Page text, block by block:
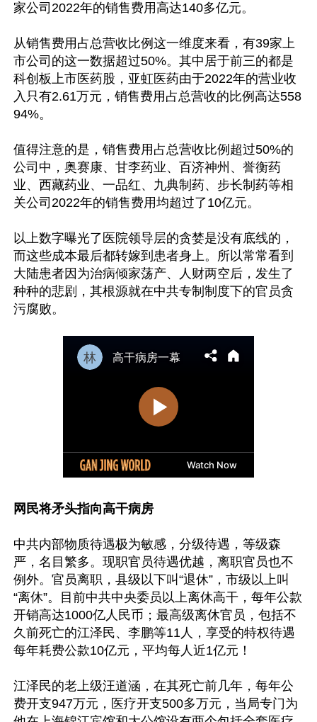
家公司2022年的销售费用高达140多亿元。
从销售费用占总营收比例这一维度来看，有39家上
市公司的这一数据超过50%。其中居于前三的都是
科创板上市医药股，亚虹医药由于2022年的营业收
入只有2.61万元，销售费用占总营收的比例高达558
94%。
值得注意的是，销售费用占总营收比例超过50%的
公司中，奥赛康、甘李药业、百济神州、誉衡药
业、西藏药业、一品红、九典制药、步长制药等相
关公司2022年的销售费用均超过了10亿元。
以上数字曝光了医院领导层的贪婪是没有底线的，
而这些成本最后都转嫁到患者身上。所以常常看到
大陆患者因为治病倾家荡产、人财两空后，发生了
种种的悲剧，其根源就在中共专制制度下的官员贪
网民将矛头指向高干病房
中共内部物质待遇极为敏感，分级待遇，等级森
严，名目繁多。现职官员待遇优越，离职官员也不
例外。官员离职，县级以下叫“退休”，市级以上叫
“离休”。目前中共中央委员以上离休高干，每年公款
开销高达1000亿人民币；最高级离休官员，包括不
久前死亡的江泽民、李鹏等11人，享受的特权待遇
每年耗费公款10亿元，平均每人近1亿元！
江泽民的老上级汪道涵，在其死亡前几年，每年公
费开支947万元，医疗开支500多万元，当局专门为